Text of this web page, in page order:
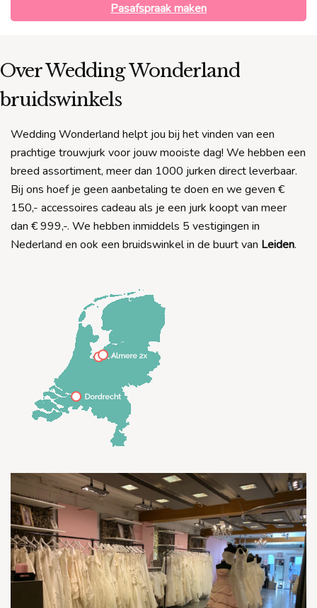
Pasafspraak maken
Over Wedding Wonderland
bruidswinkels
Wedding Wonderland helpt jou bij het vinden van een
prachtige trouwjurk voor jouw mooiste dag! We hebben een
breed assortiment, meer dan 1000 jurken direct leverbaar.
Bij ons hoef je geen aanbetaling te doen en we geven €
150,- accessoires cadeau als je een jurk koopt van meer
dan € 999,-. We hebben inmiddels 5 vestigingen in
Nederland en ook een bruidswinkel in de buurt van Leiden.